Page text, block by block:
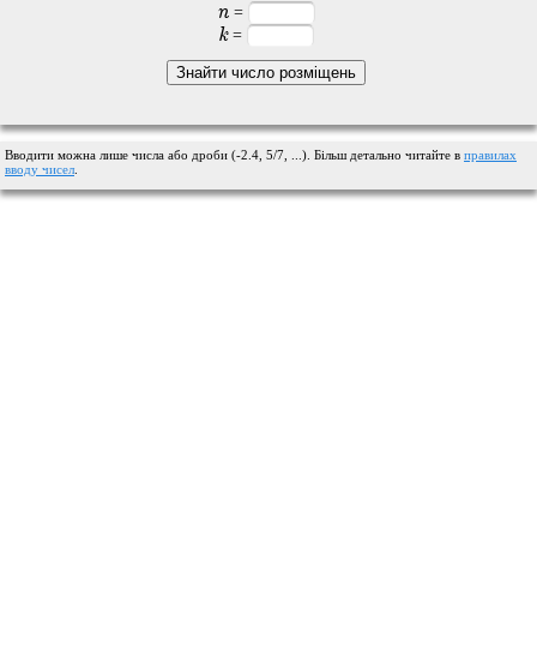
n =
k=
Вводити можна лише числа або дроби (-2.4, 5/7, ...). Більш детально читайте в правилах
вводу чисел